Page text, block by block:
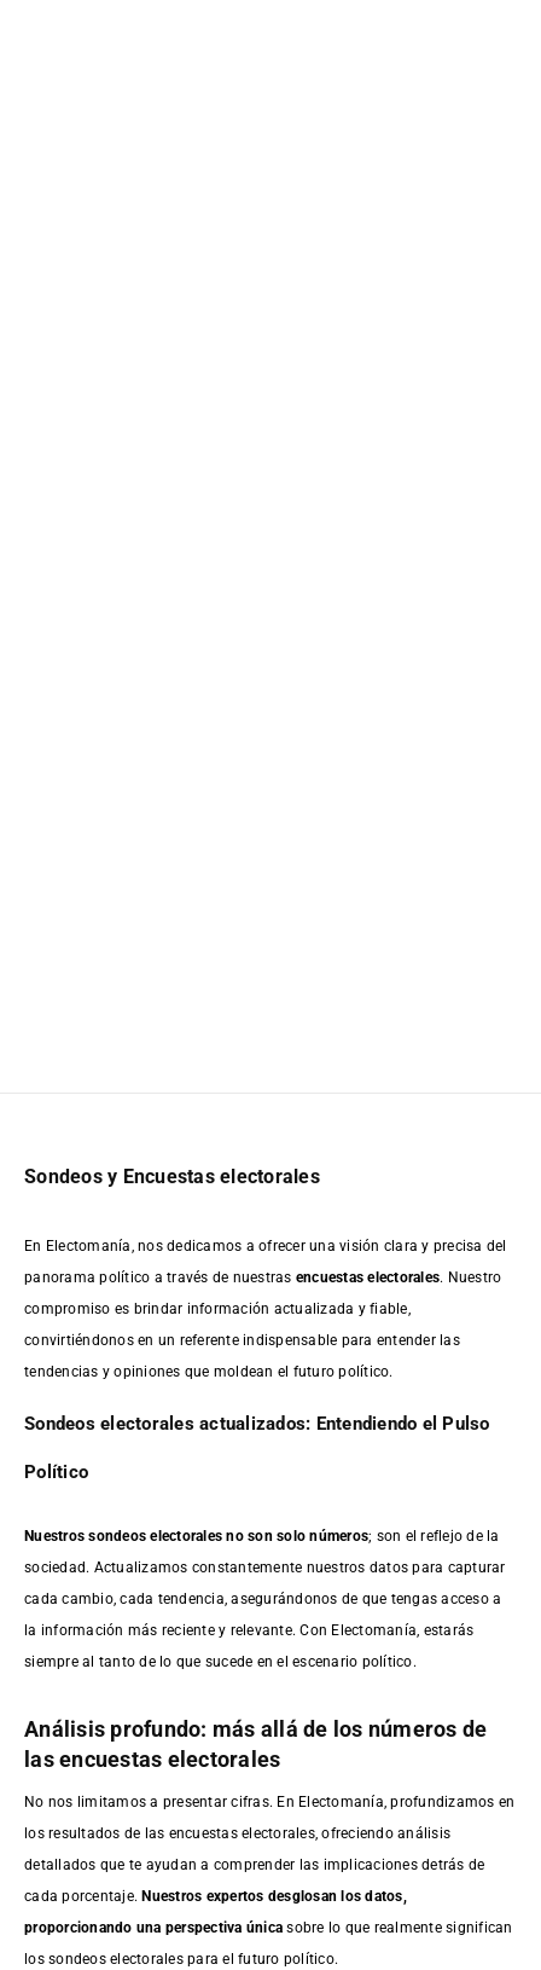
Sondeos y Encuestas electorales
En Electomanía, nos dedicamos a ofrecer una visión clara y precisa del
panorama político a través de nuestras encuestas electorales. Nuestro
compromiso es brindar información actualizada y fiable,
convirtiéndonos en un referente indispensable para entender las
tendencias y opiniones que moldean el futuro político.
Sondeos electorales actualizados: Entendiendo el Pulso
Político
Nuestros sondeos electorales no son solo números; son el reflejo de la
sociedad. Actualizamos constantemente nuestros datos para capturar
cada cambio, cada tendencia, asegurándonos de que tengas acceso a
la información más reciente y relevante. Con Electomanía, estarás
siempre al tanto de lo que sucede en el escenario político.
Análisis profundo: más allá de los números de
las encuestas electorales
No nos limitamos a presentar cifras. En Electomanía, profundizamos en
los resultados de las encuestas electorales, ofreciendo análisis
detallados que te ayudan a comprender las implicaciones detrás de
cada porcentaje.Nuestros expertos desglosan los datos,
proporcionando una perspectiva única sobre lo que realmente significan
los sondeos electorales para el futuro político.